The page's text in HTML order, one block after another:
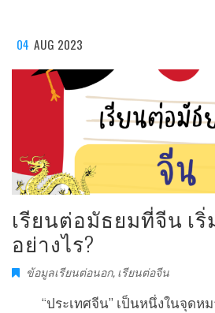
04 AUG 2023
เรียนต่อมัธยมที่จีน เ
อย่างไร?
ข้อมูลเรียนต่อนอก, เรียนต่อจีน
“ประเทศจีน” เป็นหนึ่งในจุดหม